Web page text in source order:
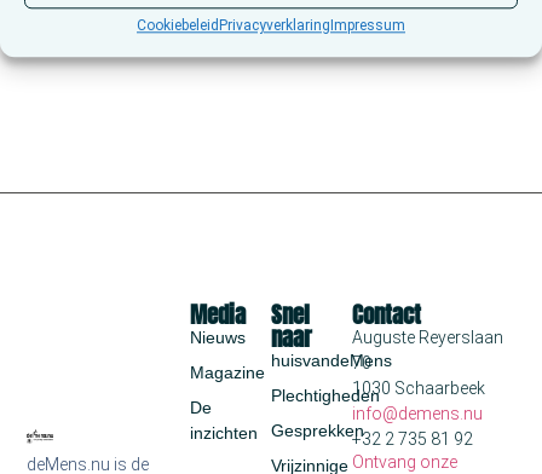
Cookiebeleid Privacyverklaring Impressum
Abonneer op kalender
deMens.nu is de
Snel
naar
huisvandeMens
Plechtigheden
Gesprekken
Vrijzinnige
Media
Nieuws
Magazine
De
inzichten
Contact
Auguste Reyerslaan
70
1030 Schaarbeek
info@demens.nu
+32 2 735 81 92
Ontvang onze